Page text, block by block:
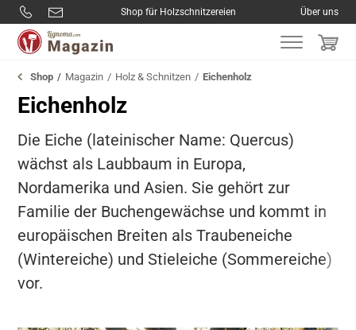
Shop für Holzschnitzereien Über uns
Shop Magazin Holz & Schnitzen Eichenholz
Eichenholz
Die Eiche (lateinischer Name: Quercus)
wächst als Laubbaum in Europa,
Nordamerika und Asien. Sie gehört zur
Familie der Buchengewächse und kommt in
europäischen Breiten als Traubeneiche
(Wintereiche) und Stieleiche (Sommereiche)
vor.